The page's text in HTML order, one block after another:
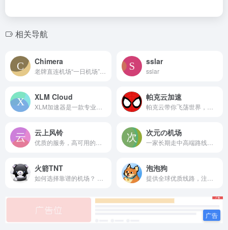
相关导航
Chimera
老牌直连机场“一日机场”旗下新开中转分站
sslar
sslar
XLM Cloud
XLM加速器是一款专业的海外网络加速器,为您的手机,电脑访问外网,海淘,游戏,学习,工作访问加速,安全稳定,1080p无压力,下载即可使用
帕克云加速
帕克云带你飞荡世界，专业隧道中继优化线路高端平价V2ray机场，海外运营，拒绝跑路。帕克云是一家稳定，以服务为主的优秀机场。
云上风铃
优质的服务，高可用的流媒体解锁。隧道+IEPL专线中继，稳定为您提供网络服务。线路地区覆盖齐全。
次元の机场
一家长期走中高端路线的V2Ray机场。机场主持续运营V2Ray机场三年以上，拥有丰富,专做v2ray的机场。在使用过一段时间后，认为是稳定且质量不错的。
火箭TNT
如何选择靠谱的机场？ 相信...
泡泡狗
提供全球优质线路，注册永久白嫖， 解锁流媒体，高峰也能跑满宽带。 付费套餐五元起，注册免费白嫖。 套